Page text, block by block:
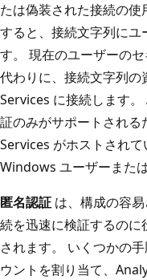
たは偽装された接続の
すると、接続文字列にユ
す。 現在のユーザーの
代わりに、接続文字列
Services に接続します
証のみがサポートされ
Services がホストされ
Windows ユーザーまた
匿名認証 は、構成の容
続を迅速に検証するの
されます。 いくつかの
ウントを割り当て、